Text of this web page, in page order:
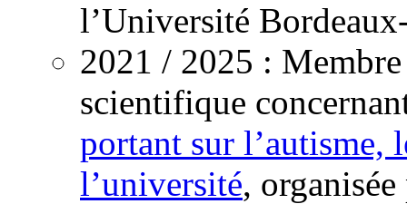
l’Université
2021 / 2025 :
scientifique
portant sur l’autisme,
l’université,